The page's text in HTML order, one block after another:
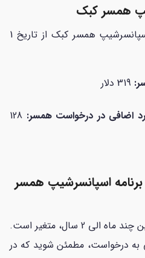
همسر کبک
هزینه‌های شرکت در برنامه اسپانسرشیپ همسر کبک از تاریخ 1
اضافی در درخواست همسر: 128
اسپانسرشیپ همسر
زمان پردازش درخواست بین چند ماه الی 2 سال، متغیر است.
درخواست، مطمئن شوید که در